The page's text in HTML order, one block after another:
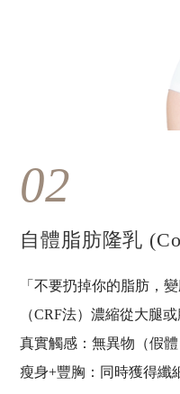
02
自體脂肪隆乳
「不要扔掉你的脂肪，
（CRF法）濃縮從大腿
真實觸感：無異物（假體
瘦身+豐胸：同時獲得纖